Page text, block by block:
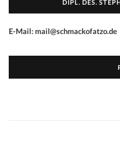
DIPL. DES.
E-Mail: mail@schmackofatzo.de